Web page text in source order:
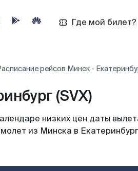
Где мой билет?
рейсов Минск -
(SVX)
низких цен даты
из Минска в Екатеринбург